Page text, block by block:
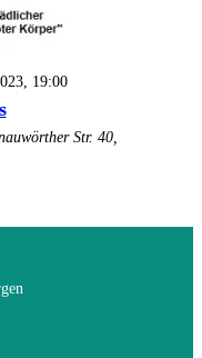
19:00
Str. 40,